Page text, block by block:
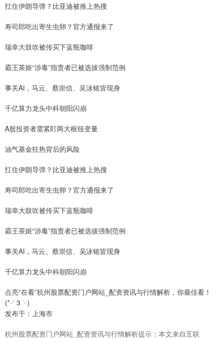
扛住伊朗导弹？比亚迪被推上热搜
寿司郎吃出寄生虫卵？官方通报来了
瑞幸大鼓吹被传买下蓝瓶咖啡
霸王茶姬“涉毒”指责者已被选拔强制范例
事关AI，马云、蔡崇信、吴泳铭皆现身
千亿算力龙头中科朝阳闪崩
A股投资者需紧盯两大枢纽变量
油气基金狂热背后的风险
扛住伊朗导弹？比亚迪被推上热搜
寿司郎吃出寄生虫卵？官方通报来了
瑞幸大鼓吹被传买下蓝瓶咖啡
霸王茶姬“涉毒”指责者已被选拔强制范例
事关AI，马云、蔡崇信、吴泳铭皆现身
千亿算力龙头中科朝阳闪崩
点亮“在看”杭州股票配资门户网站_配资资讯与行情解析，你最佳看！
(*╯3╰)
发布于：上海市
杭州股票配资门户网站_配资资讯与行情解析提示：本文来自互联